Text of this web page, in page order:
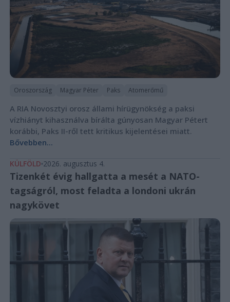
Oroszország Magyar Péter Paks Atomerőmű
A RIA Novosztyi orosz állami hírügynökség a paksi
vízhiányt kihasználva bírálta gúnyosan Magyar Pétert
korábbi, Paks II-ről tett kritikus kijelentései miatt.
Bővebben...
KÜLFÖLD 2026. augusztus 4.
Tizenkét évig hallgatta a mesét a NATO-
tagságról, most feladta a londoni ukrán
nagykövet